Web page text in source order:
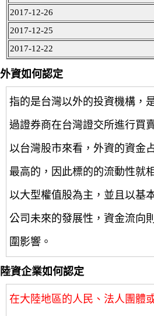
2017-12-26
2017-12-25
2017-12-22
外資如何認定
指的是台灣以外的投資機構，
過證券商在台灣證交所進行買
以台灣股市來看，外資的資金
最高的，因此標的的流動性就
以大型權值股為主，並且以基
公司未來的發展性，資金流向
圍影響。
陸資企業如何認定
在大陸地區的人民、法人團體